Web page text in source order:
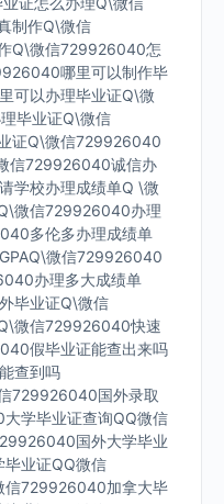
制作Q\微信
Q\微信729926040怎
哪里可以制作毕
可以办理毕业证Q\微
毕业证Q\微信
证Q\微信729926040
信729926040诚信办
学校办理成绩单Q \微
微信729926040办理
多伦多办理成绩单
微信729926040
办理多大成绩单
毕业证Q\微信
微信729926040快速
假毕业证能查出来吗
查到吗
729926040国外录取
学毕业证查询QQ微信
国外大学毕业
业证QQ微信
信729926040加拿大毕